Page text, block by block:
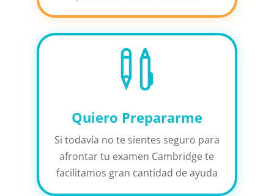

Quiero Prepararme
Si todavía no te sientes seguro para
afrontar tu examen Cambridge te
facilitamos gran cantidad de ayuda